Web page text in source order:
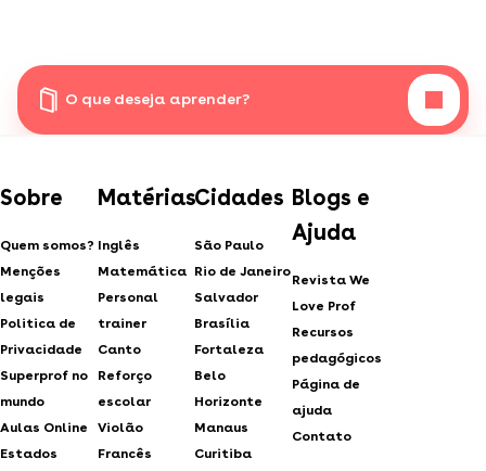
O que deseja aprender?
Sobre
Quem somos?
Menções
legais
Politica de
Privacidade
Superprof no
mundo
Aulas Online
Estados
Matérias
Inglês
Matemática
Personal
trainer
Canto
Reforço
escolar
Violão
Francês
Cidades
São Paulo
Rio de Janeiro
Salvador
Brasília
Fortaleza
Belo
Horizonte
Manaus
Curitiba
Blogs e
Ajuda
Revista We
Love Prof
Recursos
pedagógicos
Página de
ajuda
Contato